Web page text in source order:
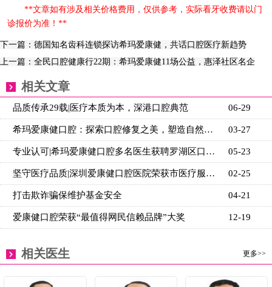
**文章如有涉及相关价格费用，仅供参考，实际看牙收费请以门
诊报价为准！**
下一篇：德国知名齿科连锁探访希玛爱康健，共话口腔医疗新趋势
上一篇：全民口腔健康行22期：希玛爱康健11场公益，惠泽社区名企
相关文章
06-29
品质传承29载|医疗本质为本，深港口腔典范
03-27
希玛爱康健口腔：探索口腔修复之美，塑造自然牙体新篇
05-23
专业认可|希玛爱康健口腔多名医生获聘罗湖区口腔质控
02-25
坚守医疗品质|深圳爱康健口腔医院荣获市医疗服务质量A
04-21
打击欺诈骗保维护基金安全
12-19
爱康健口腔荣获“最值得网民信赖品牌”大奖
更多>>
相关医生